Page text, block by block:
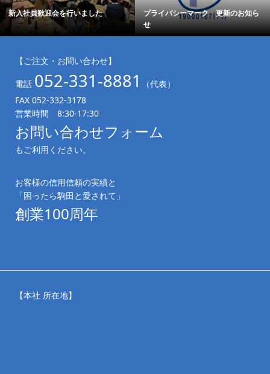
新のお知ら サラダ劇団 Vol.88 2026.4.1発行 会社説明会、絶賛開
【ご注文・お問い合わせ】
電話 052-331-8881
（代表）
FAX 052-332-3178
営業時間 8:30-17:30
お問い合わせフォーム
もご利用ください。
お客様の信用信頼の実績と
「困ったら駒田と愛されて」
創業100周年
【本社 所在地】